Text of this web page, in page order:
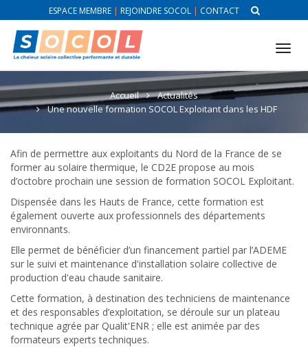
ESPACE MEMBRE| REJOINDRE SOCOL| CONTACT
Accueil
Actualités
Une nouvelle formation SOCOL Exploitant dans les HDF
Afin de permettre aux exploitants du Nord de la France de se
former au solaire thermique, le CD2E propose au mois
d’octobre prochain une session de formation SOCOL Exploitant.
Dispensée dans les Hauts de France, cette formation est
également ouverte aux professionnels des départements
environnants.
Elle permet de bénéficier d’un financement partiel par l’ADEME
sur le suivi et maintenance d'installation solaire collective de
production d'eau chaude sanitaire.
Cette formation, à destination des techniciens de maintenance
et des responsables d’exploitation, se déroule sur un plateau
technique agrée par Qualit'ENR ; elle est animée par des
formateurs experts techniques.